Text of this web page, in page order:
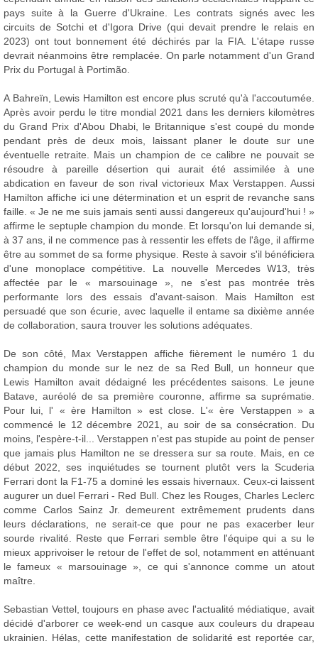
pays suite à la Guerre d'Ukraine. Les contrats signés avec les
circuits de Sotchi et d'Igora Drive (qui devait prendre le relais en
2023) ont tout bonnement été déchirés par la FIA. L'étape russe
devrait néanmoins être remplacée. On parle notamment d'un Grand
Prix du Portugal à Portimão.
A Bahreïn, Lewis Hamilton est encore plus scruté qu'à l'accoutumée.
Après avoir perdu le titre mondial 2021 dans les derniers kilomètres
du Grand Prix d'Abou Dhabi, le Britannique s'est coupé du monde
pendant près de deux mois, laissant planer le doute sur une
éventuelle retraite. Mais un champion de ce calibre ne pouvait se
résoudre à pareille désertion qui aurait été assimilée à une
abdication en faveur de son rival victorieux Max Verstappen. Aussi
Hamilton affiche ici une détermination et un esprit de revanche sans
faille. « Je ne me suis jamais senti aussi dangereux qu'aujourd'hui ! »
affirme le septuple champion du monde. Et lorsqu'on lui demande si,
à 37 ans, il ne commence pas à ressentir les effets de l'âge, il affirme
être au sommet de sa forme physique. Reste à savoir s'il bénéficiera
d'une monoplace compétitive. La nouvelle Mercedes W13, très
affectée par le « marsouinage », ne s'est pas montrée très
performante lors des essais d'avant-saison. Mais Hamilton est
persuadé que son écurie, avec laquelle il entame sa dixième année
de collaboration, saura trouver les solutions adéquates.
De son côté, Max Verstappen affiche fièrement le numéro 1 du
champion du monde sur le nez de sa Red Bull, un honneur que
Lewis Hamilton avait dédaigné les précédentes saisons. Le jeune
Batave, auréolé de sa première couronne, affirme sa suprématie.
Pour lui, l' « ère Hamilton » est close. L'« ère Verstappen » a
commencé le 12 décembre 2021, au soir de sa consécration. Du
moins, l'espère-t-il... Verstappen n'est pas stupide au point de penser
que jamais plus Hamilton ne se dressera sur sa route. Mais, en ce
début 2022, ses inquiétudes se tournent plutôt vers la Scuderia
Ferrari dont la F1-75 a dominé les essais hivernaux. Ceux-ci laissent
augurer un duel Ferrari - Red Bull. Chez les Rouges, Charles Leclerc
comme Carlos Sainz Jr. demeurent extrêmement prudents dans
leurs déclarations, ne serait-ce que pour ne pas exacerber leur
sourde rivalité. Reste que Ferrari semble être l'équipe qui a su le
mieux apprivoiser le retour de l'effet de sol, notamment en atténuant
le fameux « marsouinage », ce qui s'annonce comme un atout
maître.
Sebastian Vettel, toujours en phase avec l'actualité médiatique, avait
décidé d'arborer ce week-end un casque aux couleurs du drapeau
ukrainien. Hélas, cette manifestation de solidarité est reportée car,